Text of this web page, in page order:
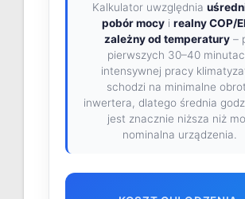
Kalkulator uwzględnia
pobór mocy i realny COP/
zależny od temperatury –
pierwszych 30–40
intensywnej pracy
schodzi na minimalne
inwertera, dlatego średnia
jest znacznie niższa niż
nominalna urządzenia.